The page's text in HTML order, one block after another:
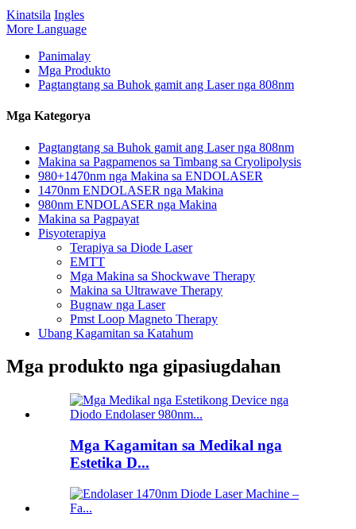
Kinatsila Ingles
More Language
Panimalay
Mga Produkto
Pagtangtang sa Buhok gamit ang Laser nga 808nm
Mga Kategorya
Pagtangtang sa Buhok gamit ang Laser nga 808nm
Makina sa Pagpamenos sa Timbang sa Cryolipolysis
980+1470nm nga Makina sa ENDOLASER
1470nm ENDOLASER nga Makina
980nm ENDOLASER nga Makina
Makina sa Pagpayat
Pisyoterapiya
Terapiya sa Diode Laser
EMTT
Mga Makina sa Shockwave Therapy
Makina sa Ultrawave Therapy
Bugnaw nga Laser
Pmst Loop Magneto Therapy
Ubang Kagamitan sa Katahum
Mga produkto nga gipasiugdahan
Mga Kagamitan sa Medikal nga
Estetika D...